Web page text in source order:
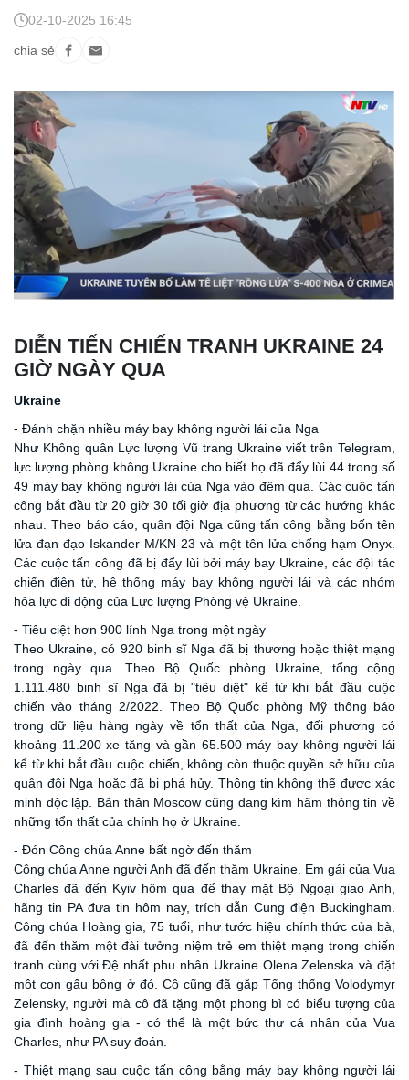
chia sẻ
02-10-2025 16:45
DIỄN TIẾN CHIẾN TRANH UKRAINE 24
GIỜ NGÀY QUA
Ukraine
- Đánh chặn nhiều máy bay không người lái của Nga
Như Không quân Lực lượng Vũ trang Ukraine viết trên Telegram,
lực lượng phòng không Ukraine cho biết họ đã đẩy lùi 44 trong số
49 máy bay không người lái của Nga vào đêm qua. Các cuộc tấn
công bắt đầu từ 20 giờ 30 tối giờ địa phương từ các hướng khác
nhau. Theo báo cáo, quân đội Nga cũng tấn công bằng bốn tên
lửa đạn đạo Iskander-M/KN-23 và một tên lửa chống hạm Onyx.
Các cuộc tấn công đã bị đẩy lùi bởi máy bay Ukraine, các đội tác
chiến điện tử, hệ thống máy bay không người lái và các nhóm
hỏa lực di động của Lực lượng Phòng vệ Ukraine.
- Tiêu ciệt hơn 900 lính Nga trong một ngày
Theo Ukraine, có 920 binh sĩ Nga đã bị thương hoặc thiệt mạng
trong ngày qua. Theo Bộ Quốc phòng Ukraine, tổng cộng
1.111.480 binh sĩ Nga đã bị "tiêu diệt" kể từ khi bắt đầu cuộc
chiến vào tháng 2/2022. Theo Bộ Quốc phòng Mỹ thông báo
trong dữ liệu hàng ngày về tổn thất của Nga, đối phương có
khoảng 11.200 xe tăng và gần 65.500 máy bay không người lái
kể từ khi bắt đầu cuộc chiến, không còn thuộc quyền sở hữu của
quân đội Nga hoặc đã bị phá hủy. Thông tin không thể được xác
minh độc lập. Bản thân Moscow cũng đang kìm hãm thông tin về
những tổn thất của chính họ ở Ukraine.
- Đón Công chúa Anne bất ngờ đến thăm
Công chúa Anne người Anh đã đến thăm Ukraine. Em gái của Vua
Charles đã đến Kyiv hôm qua để thay mặt Bộ Ngoại giao Anh,
hãng tin PA đưa tin hôm nay, trích dẫn Cung điện Buckingham.
Công chúa Hoàng gia, 75 tuổi, như tước hiệu chính thức của bà,
đã đến thăm một đài tưởng niệm trẻ em thiệt mạng trong chiến
tranh cùng với Đệ nhất phu nhân Ukraine Olena Zelenska và đặt
một con gấu bông ở đó. Cô cũng đã gặp Tổng thống Volodymyr
Zelensky, người mà cô đã tặng một phong bì có biểu tượng của
gia đình hoàng gia - có thể là một bức thư cá nhân của Vua
Charles, như PA suy đoán.
- Thiệt mạng sau cuộc tấn công bằng máy bay không người lái